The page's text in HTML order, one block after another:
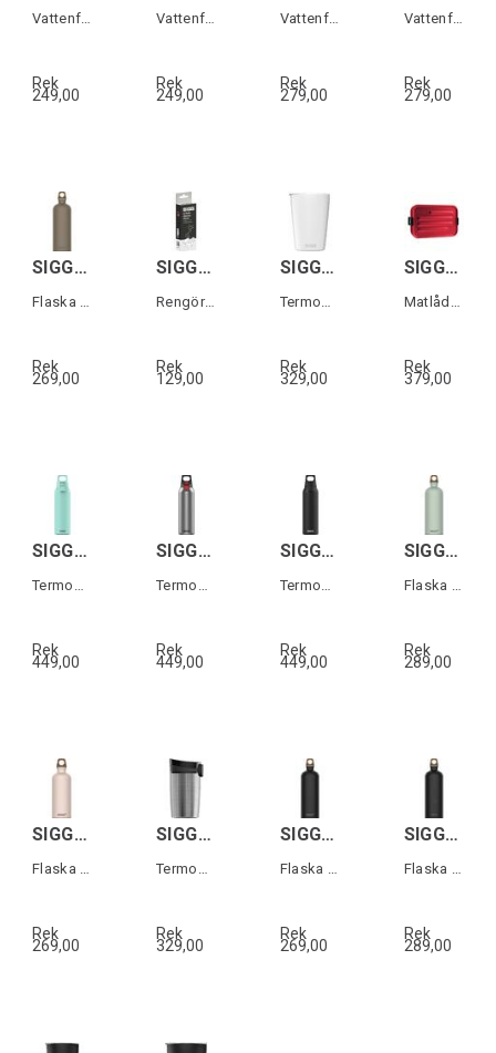
Rek
249,00
Rek
249,00
Rek
279,00
Vattenflaska för barn
Rek
279,00
SIGG TRAVELLER MYPLANET Brons 0,6L
Rek
269,00
SIGG BOTTLE CLEANING TABLETS
Rengöringstabletter 20-pack
Rek
129,00
SIGG NESO CUP Vit 0,3 L
Rek
329,00
SIGG METAL BOX PLUS S Röd
Rek
379,00
SIGG H&C ONE LIGHT Mintgrön 0,55 L
Rek
449,00
SIGG H&C ONE LIGHT Grå 0,55 L
Rek
449,00
SIGG H&C ONE LIGHT Svart 0,55 L
Rek
449,00
SIGG TRAVELLER MYPLANET Grön 1L
Rek
289,00
SIGG TRAVELLER MYPLANET Rosa 0,6L
Rek
269,00
SIGG MIRACLE MUG Grå 0,27L
Rek
329,00
SIGG TRAVELLER MYPLANET Svart 0,6L
Rek
269,00
SIGG TRAVELLER MYPLANET Svart 1L
Rek
289,00